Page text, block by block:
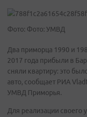
Фото: Фото: УМВД
Два приморца 1990 и
2017 года прибыли в
сняли квартиру: это
авто, сообщает РИА
УМВД Приморья.
Для реализации